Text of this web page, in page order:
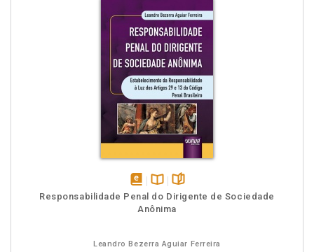
disponível
em
Disponível
na
páginas
Responsabilidade Penal do Dirigente de Sociedade
Anônima
Leandro Bezerra Aguiar Ferreira